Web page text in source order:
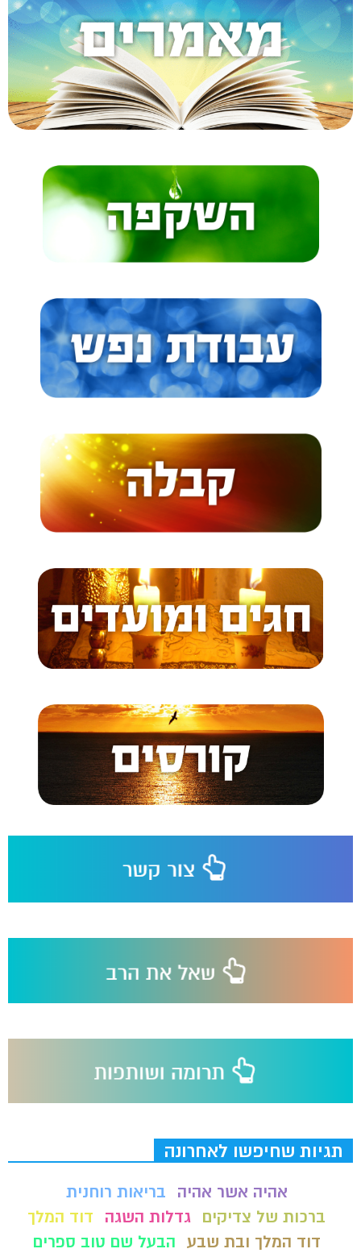
תגיות שחיפשו לאחרונה
אהיה אשר אהיה
בריאות רוחנית
ברכות של צדיקים גדלות השגה
דוד המלך
דוד המלך ובת שבע הבעל שם טוב ספרים